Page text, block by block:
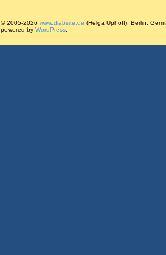
© 2005-2026 www.diabsite.de (Helga Uphoff), Berlin,
powered by WordPress.